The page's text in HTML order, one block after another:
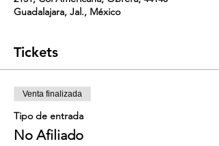
Guadalajara, Jal., México
Tickets
Venta finalizada
Tipo de entrada
No Afiliado